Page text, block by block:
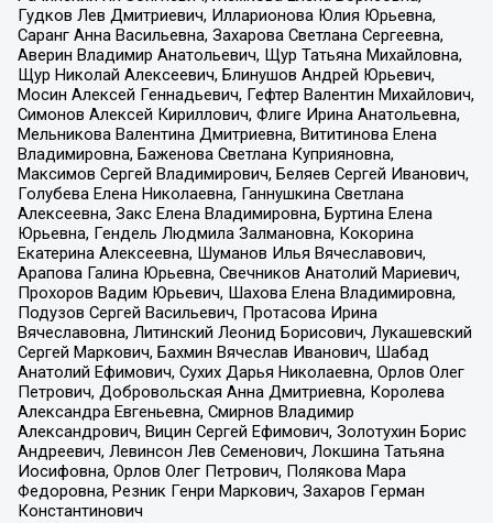
Гудков Лев Дмитриевич, Илларионова Юлия Юрьевна,
Саранг Анна Васильевна, Захарова Светлана Сергеевна,
Аверин Владимир Анатольевич, Щур Татьяна Михайловна,
Щур Николай Алексеевич, Блинушов Андрей Юрьевич,
Мосин Алексей Геннадьевич, Гефтер Валентин Михайлович,
Симонов Алексей Кириллович, Флиге Ирина Анатольевна,
Мельникова Валентина Дмитриевна, Вититинова Елена
Владимировна, Баженова Светлана Куприяновна,
Максимов Сергей Владимирович, Беляев Сергей Иванович,
Голубева Елена Николаевна, Ганнушкина Светлана
Алексеевна, Закс Елена Владимировна, Буртина Елена
Юрьевна, Гендель Людмила Залмановна, Кокорина
Екатерина Алексеевна, Шуманов Илья Вячеславович,
Арапова Галина Юрьевна, Свечников Анатолий Мариевич,
Прохоров Вадим Юрьевич, Шахова Елена Владимировна,
Подузов Сергей Васильевич, Протасова Ирина
Вячеславовна, Литинский Леонид Борисович, Лукашевский
Сергей Маркович, Бахмин Вячеслав Иванович, Шабад
Анатолий Ефимович, Сухих Дарья Николаевна, Орлов Олег
Петрович, Добровольская Анна Дмитриевна, Королева
Александра Евгеньевна, Смирнов Владимир
Александрович, Вицин Сергей Ефимович, Золотухин Борис
Андреевич, Левинсон Лев Семенович, Локшина Татьяна
Иосифовна, Орлов Олег Петрович, Полякова Мара
Федоровна, Резник Генри Маркович, Захаров Герман
Константинович